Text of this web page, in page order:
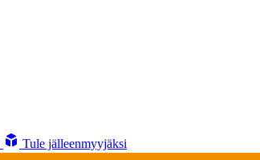
Tule jälleenmyyjäksi